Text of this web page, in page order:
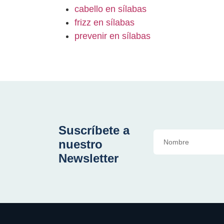
cabello en sílabas
frizz en sílabas
prevenir en sílabas
Suscríbete a
nuestro
Newsletter